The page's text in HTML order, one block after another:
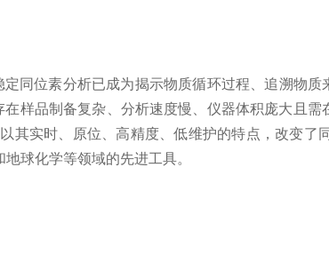
位素分析已成为揭示物质循环过程、追溯物质
样品制备复杂、分析速度慢、仪器体积庞大且
其实时、原位、高精度、低维护的特点，改变
球化学等领域的先进工具。